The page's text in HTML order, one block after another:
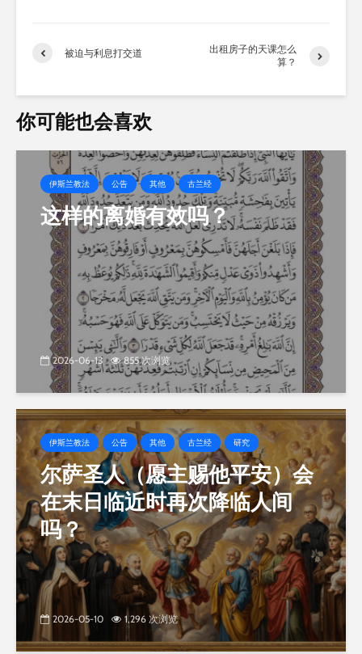
载…被迫与利息打交道
出租房子的天课怎么
算？
你可能也会喜欢
伊斯兰教法 公告 其他 古兰经
这样的离婚有效吗？
2026-06-13 855 次浏览
伊斯兰教法 公告 其他 古兰经 研究
尔萨圣人（愿主赐他平安）会
在末日临近时再次降临人间
吗？
2026-05-10 1,296 次浏览